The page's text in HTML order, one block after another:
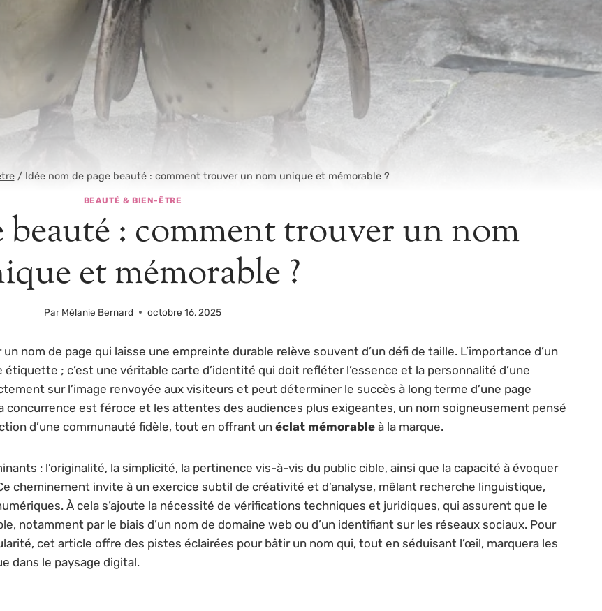
/ Idée nom de page beauté : comment trouver un nom unique et mémorable ?
BEAUTÉ & BIEN-ÊTRE
beauté : comment trouver un nom
et mémorable ?
Par Mélanie Bernard octobre 16, 2025
nom de page qui laisse une empreinte durable relève souvent d’un défi de taille. L’importance d’un
; c’est une véritable carte d’identité qui doit refléter l’essence et la personnalité d’une
sur l’image renvoyée aux visiteurs et peut déterminer le succès à long terme d’une page
concurrence est féroce et les attentes des audiences plus exigeantes, un nom soigneusement pensé
d’une communauté fidèle, tout en offrant un éclat mémorable à la marque.
: l’originalité, la simplicité, la pertinence vis-à-vis du public cible, ainsi que la capacité à évoquer
cheminement invite à un exercice subtil de créativité et d’analyse, mêlant recherche linguistique,
À cela s’ajoute la nécessité de vérifications techniques et juridiques, qui assurent que le
notamment par le biais d’un nom de domaine web ou d’un identifiant sur les réseaux sociaux. Pour
cet article offre des pistes éclairées pour bâtir un nom qui, tout en séduisant l’œil, marquera les
dans le paysage digital.